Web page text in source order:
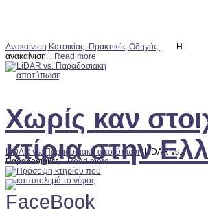
Ανακαίνιση Κατοικίας: Πρακτικός Οδηγός
Η
ανακαίνιση... Read more
LiDAR vs. Παραδοσιακή αποτύπωσηLiDAR vs.
Παραδοσιακές...Read more
Χωρίς καν
κτίρια στην